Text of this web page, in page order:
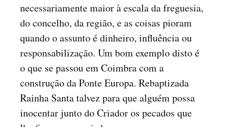
necessariamente maior à escala da freguesia,
do concelho, da região, e as coisas pioram
quando o assunto é dinheiro, influência ou
responsabilização. Um bom exemplo disto é
o que se passou em Coimbra com a
construção da Ponte Europa. Rebaptizada
Rainha Santa talvez para que alguém possa
inocentar junto do Criador os pecados que